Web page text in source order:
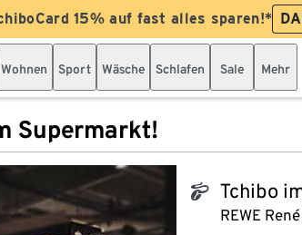
15% auf fast alles sparen!*
Wohnen Sport Wäsche Schlafen Sale Mehr
Supermarkt!
tchibo_logo Tchibo
REWE